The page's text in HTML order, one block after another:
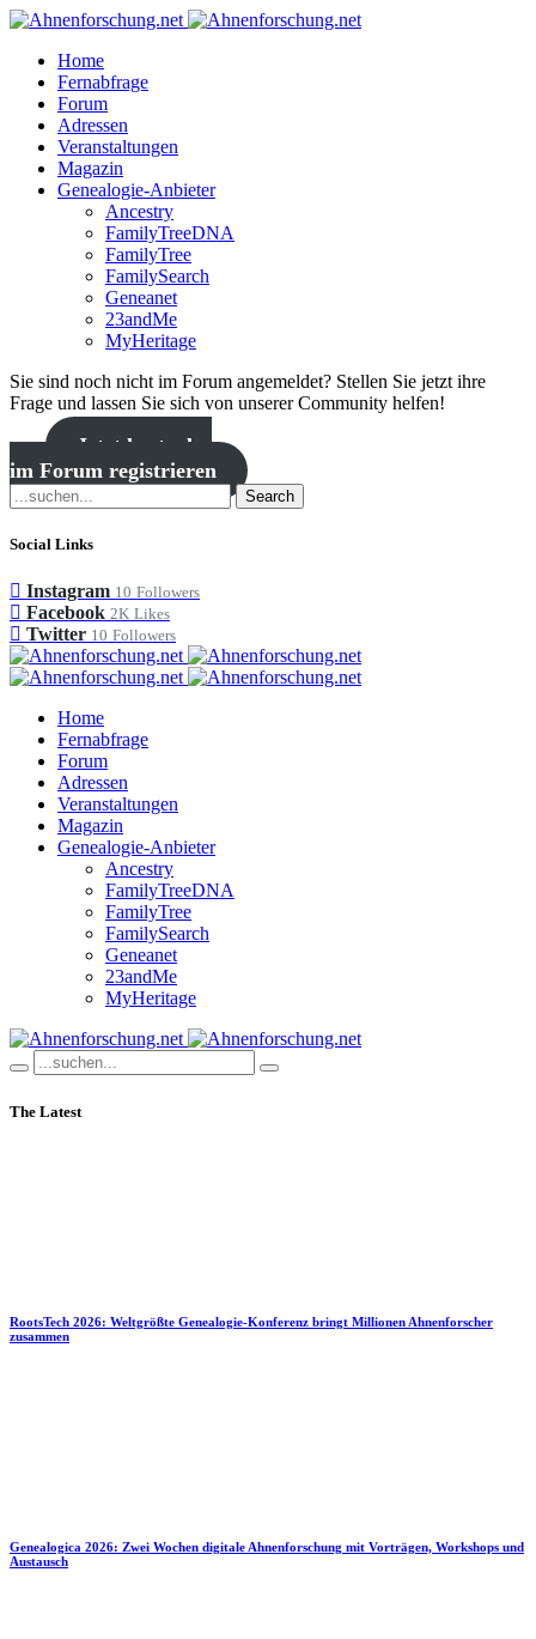
Home
Fernabfrage
Forum
Adressen
Veranstaltungen
Magazin
Genealogie-Anbieter
Ancestry
FamilyTreeDNA
FamilyTree
FamilySearch
Geneanet
23andMe
MyHeritage
Sie sind noch nicht im Forum angemeldet? Stellen Sie jetzt ihre
Frage und lassen Sie sich von unserer Community helfen!
Jetzt kostenlos
im Forum registrieren
Search
Social Links
Instagram 10 Followers
Facebook 2K Likes
Twitter 10 Followers
Home
Fernabfrage
Forum
Adressen
Veranstaltungen
Magazin
Genealogie-Anbieter
Ancestry
FamilyTreeDNA
FamilyTree
FamilySearch
Geneanet
23andMe
MyHeritage
The Latest
RootsTech 2026: Weltgrößte Genealogie-Konferenz bringt Millionen Ahnenforscher
zusammen
Genealogica 2026: Zwei Wochen digitale Ahnenforschung mit Vorträgen, Workshops und
Austausch